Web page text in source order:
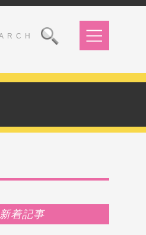
新着記事